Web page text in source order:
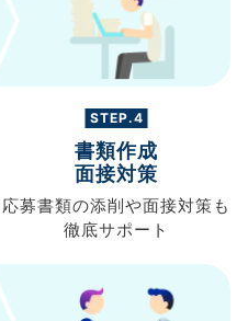
STEP.4
書類作成
面接対策
応募書類の添削や面接対策も
徹底サポート